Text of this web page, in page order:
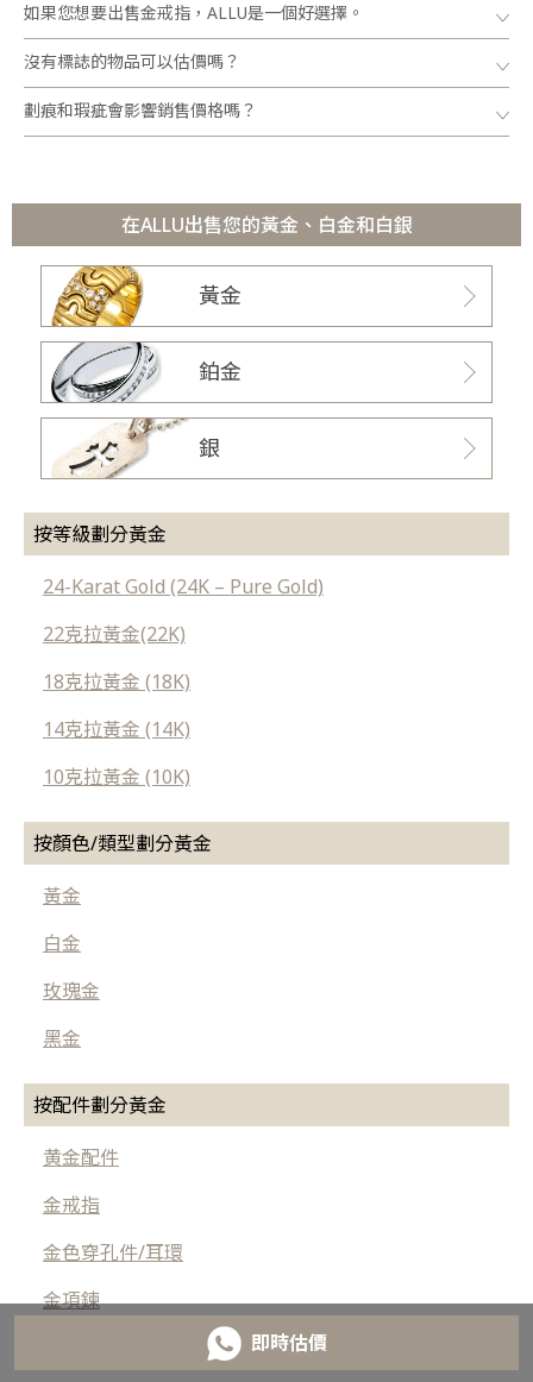
如果您想要出售金戒指，ALLU是一個好選擇。
沒有標誌的物品可以估價嗎？
劃痕和瑕疵會影響銷售價格嗎？
在ALLU出售您的黃金、白金和白銀
黃金
鉑金
銀
按等級劃分黃金
24-Karat Gold (24K – Pure Gold)
22克拉黃金(22K)
18克拉黃金 (18K)
14克拉黃金 (14K)
10克拉黃金 (10K)
按顏色/類型劃分黃金
黃金
白金
玫瑰金
黑金
按配件劃分黃金
黄金配件
金戒指
金色穿孔件/耳環
金項鍊
即時估價